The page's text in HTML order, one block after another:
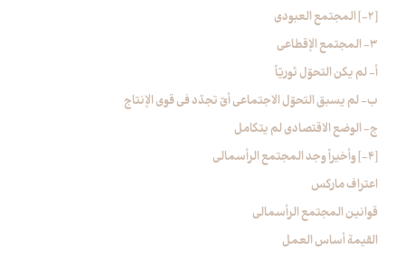
[2-] المجتمع العبودي‏
3- المجتمع الإقطاعي‏
أ- لم يكن التحوّل ثوريّاً
ب- لم يسبق التحوّل الاجتماعي أيّ تجدّد في قوى الإنتاج
ج- الوضع الاقتصادي لم يتكامل
[4-] وأخيراً وجد المجتمع الرأسمالي‏
اعتراف ماركس
قوانين المجتمع الرأسمالي
القيمة أساس العمل